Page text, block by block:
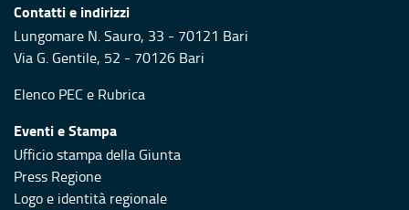
Contatti e indirizzi
Lungomare N. Sauro, 33 - 70121 Bari
Via G. Gentile, 52 - 70126 Bari
Elenco PEC e Rubrica
Eventi e Stampa
Ufficio stampa della Giunta
Press Regione
Logo e identità regionale